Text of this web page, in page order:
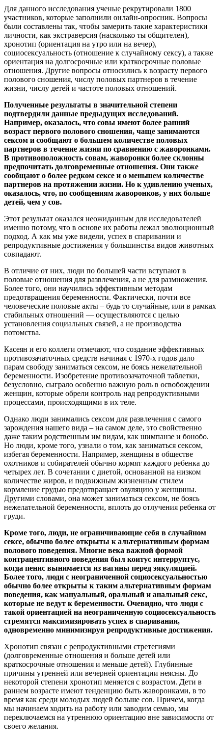
Для данного исследования ученые рекрутировали 1800
участников, которые заполнили онлайн-опросник. Вопросы
были составлены так, чтобы замерить такие характеристики
личности, как экстраверсия (насколько ты общителен),
хронотип (ориентация на утро или на вечер),
социосексуальность (отношение к случайному сексу), а также
ориентация на долгосрочные или краткосрочные половые
отношения. Другие вопросы относились к возрасту первого
полового сношения, числу половых партнеров в течение
жизни, числу детей и частоте половых отношений.
Полученные результаты в значительной степени
подтвердили данные предыдущих исследований.
Например, оказалось, что совы имеют более ранний
возраст первого полового сношения, чаще занимаются
сексом и сообщают о большем количестве половых
партнеров в течение жизни по сравнению с жаворонками.
В противоположность совам, жаворонки более склонны
предпочитать долговременные отношения. Они также
сообщают о более редком сексе и о меньшем количестве
партнеров на протяжении жизни. Но к удивлению ученых,
оказалось, что, по сообщениям жаворонков, у них больше
детей, чем у сов.
Этот результат оказался неожиданным для исследователей
именно потому, что в основе их работы лежал эволюционный
подход. А как мы уже видели, успех в спаривании и
репродуктивные достижения у большинства видов животных
совпадают.
В отличие от них, люди по большей части вступают в
половые отношения для развлечения, а не для размножения.
Более того, они научились эффективным методам
предотвращения беременности. Фактически, почти все
человеческие половые акты – будь то случайные, или в рамках
стабильных отношений — осуществляются с целью
установления социальных связей, а не производства
потомства.
Касеян и его коллеги отмечают, что создание эффективных
противозачаточных средств начиная с 1970-х годов дало
парам свободу заниматься сексом, не боясь нежелательной
беременности. Изобретение противозачаточной таблетки,
безусловно, сыграло особенно важную роль в освобождении
женщин, которые обрели контроль над репродуктивными
процессами, происходящими в их теле.
Однако люди занимались сексом для развлечения с самого
зарождения нашего вида – на самом деле, это свойственно
даже таким родственным им видам, как шимпанзе и бонобо.
Но люди, кроме того, узнали о том, как заниматься сексом,
избегая беременности. Например, женщины в обществе
охотников и собирателей обычно кормят каждого ребенка до
четырех лет. В сочетании с диетой, основанной на низком
количестве жиров, и подвижным жизненным стилем
кормление грудью предотвращает овуляцию у женщины.
Другими словами, она может заниматься сексом, не боясь
нежелательной беременности, вплоть до отлучения ребенка от
груди.
Кроме того, люди, не ограничивающие себя в случайном
сексе, обычно более открыты к альтернативным формам
полового поведения. Многие века важной формой
контрацептивного поведения был коитус интерруптус,
когда пенис вынимается из вагины перед эякуляцией.
Более того, люди с неограниченной социосексуальностью
обычно более открыты к таким альтернативным формам
поведения, как мануальный, оральный и анальный секс,
которые не ведут к беременности. Очевидно, что люди с
такой ориентацией на неограниченную социосексуальность
стремятся максимизировать успех в спаривании,
одновременно минимизируя репродуктивные достижения.
Хронотип связан с репродуктивными стретегиями
(долговременные отношения и больше детей или
краткосрочные отношения и меньше детей). Глубинные
причины утренней или вечерней ориентации неясны. До
некоторой степени хронотип меняется с возрастом. Дети в
раннем возрасте имеют тенденцию быть жаворонками, в то
время как среди молодых людей больше сов. Причем, когда
мы начинаем ходить на работу или заводим семью, мы
переключаемся на утреннюю ориентацию вне зависимости от
своего желания.